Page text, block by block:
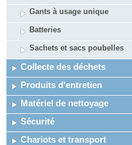
Gants à usage unique
Batteries
Sachets et sacs poubelles
Collecte des déchets
Produits d'entretien
Matériel de nettoyage
Sécurité
Chariots et transport